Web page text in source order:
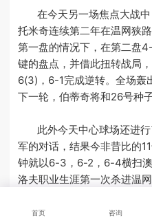
在今天另一场焦点大战中
托米奇连续第二年在温网狭
第一盘的情况下，在第二盘
键的盘点，并借此扭转战局
6(3)，6-1完成逆转。全场轰
下一轮，伯蒂奇将和26号种
此外今天中心球场还进行
军的对话，结果今非昔比的
钟就以6-3，6-2，6-4横扫
洛夫职业生涯第一次杀进温
首页 咨询